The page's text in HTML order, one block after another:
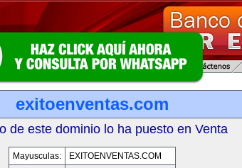
exitoenventas.com
de este dominio lo ha puesto en Venta
Mayusculas:
EXITOENVENTAS.COM